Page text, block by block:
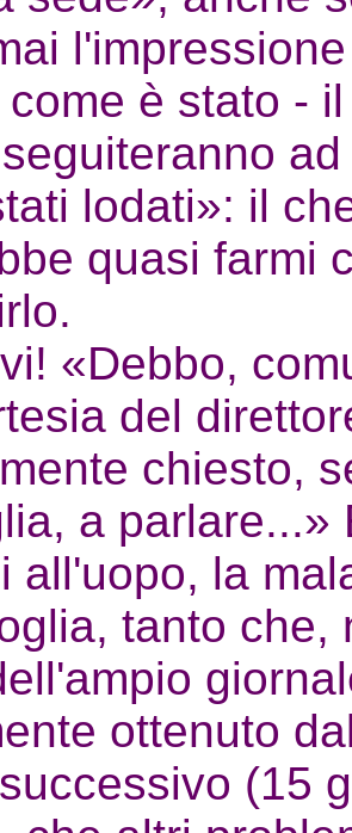
è stato -
lodati»: il
quasi farmi
«Debbo,
del
chiesto,
a parlare...»
all'uopo, la
tanto che,
ottenuto
(15